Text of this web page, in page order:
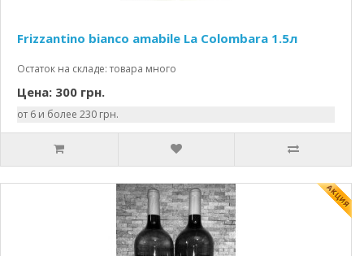
Frizzantino bianco amabile La Colombara 1.5л
Остаток на складе: товара много
Цена: 300 грн.
от 6 и более 230 грн.